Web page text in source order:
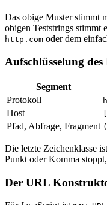
Das obige Muster stimmt
obigen Teststrings stimmt
http.com oder dem
Aufschlüsselung des
Segment
Protokoll
Host
Pfad, Abfrage, Fragment
Die letzte Zeichenklasse
Punkt oder Komma
Der URL